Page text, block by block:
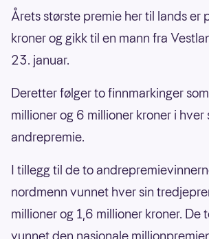
Årets største premie her til lands er
kroner og gikk til en mann fra
23. januar.
Deretter følger to finnmarkinger
millioner og 6 millioner kroner i hver
andrepremie.
I tillegg til de to
nordmenn vunnet hver sin
millioner og 1,6 millioner kroner. De